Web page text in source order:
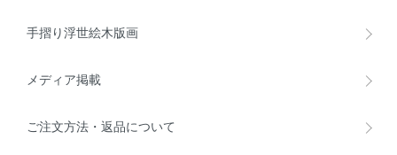
手摺り浮世絵木版画
メディア掲載
ご注文方法・返品について